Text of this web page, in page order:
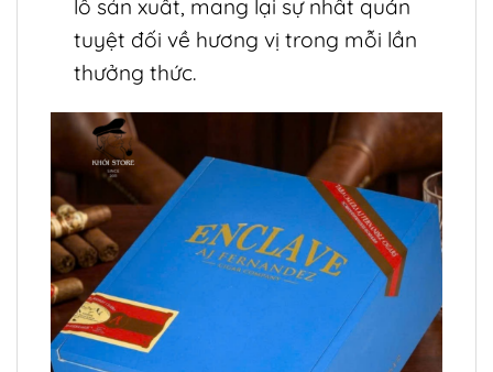
lô sản xuất, mang lại sự nhất quán
tuyệt đối về hương vị trong mỗi lần
thưởng thức.